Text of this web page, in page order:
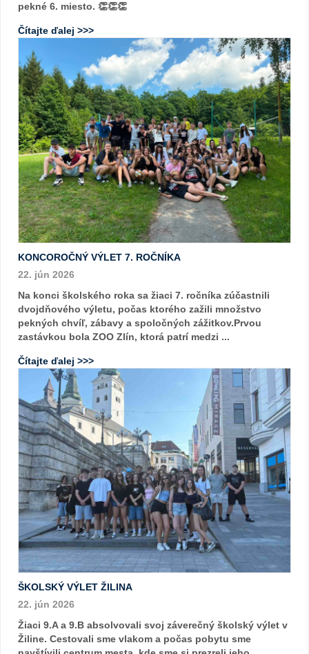
pekné 6. miesto. 👏👏👏
Čítajte ďalej >>>
KONCOROČNÝ VÝLET 7. ROČNÍKA
22. jún 2026
Na konci školského roka sa žiaci 7. ročníka zúčastnili
dvojdňového výletu, počas ktorého zažili množstvo
pekných chvíľ, zábavy a spoločných zážitkov.Prvou
zastávkou bola ZOO Zlín, ktorá patrí medzi ...
Čítajte ďalej >>>
ŠKOLSKÝ VÝLET ŽILINA
22. jún 2026
Žiaci 9.A a 9.B absolvovali svoj záverečný školský výlet v
Žiline. Cestovali sme vlakom a počas pobytu sme